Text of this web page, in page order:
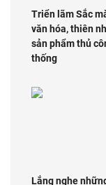
Triển lãm Sắc
văn hóa, thiên
sản phẩm thủ
thống
Lắng nghe